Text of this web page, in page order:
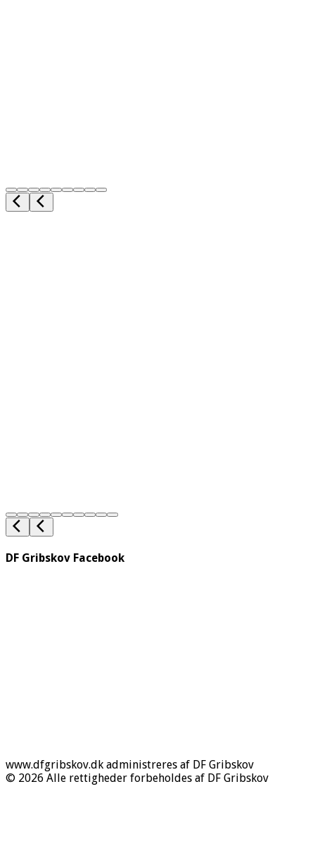
DF Gribskov Facebook
www.dfgribskov.dk administreres af DF Gribskov
© 2026 Alle rettigheder forbeholdes af DF Gribskov